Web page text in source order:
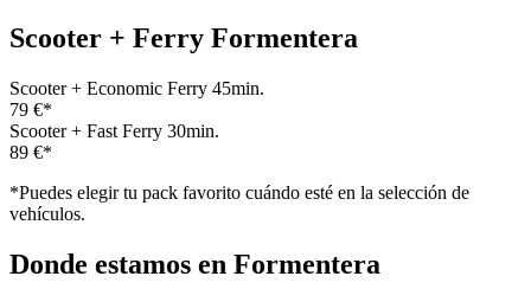
Scooter + Ferry Formentera
Scooter + Economic Ferry 45min.
79 €*
Scooter + Fast Ferry 30min.
89 €*
*Puedes elegir tu pack favorito cuándo esté en la selección de
vehículos.
Donde estamos en Formentera